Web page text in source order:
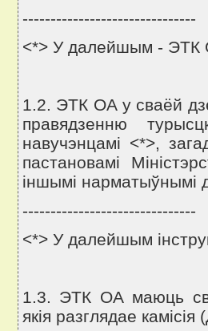
-------------------------------
<*> У далейшым - ЭТК
1.2. ЭТК ОА у сваёй
правядзенню
навучэнцамi <*>,
пастановамi
iншымi нарматыўнымi
-------------------------------
<*> У далейшым
1.3. ЭТК ОА маюць
якiя разглядае камiсiя